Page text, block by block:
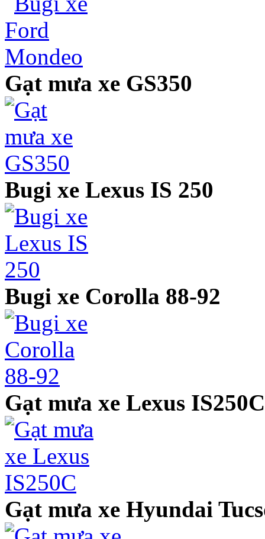
Gạt mưa xe GS350
Bugi xe Lexus IS 250
Bugi xe Corolla 88-92
Gạt mưa xe Lexus IS250C
Gạt mưa xe Hyundai